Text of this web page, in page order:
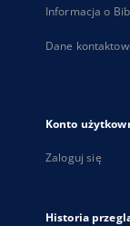
Informacja o
Dane
Konto
Zaloguj się
Historia